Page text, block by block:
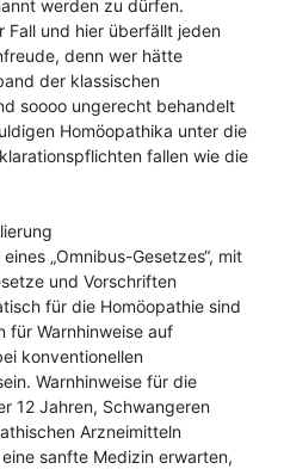
werden zu dürfen.
Fall und hier überfällt jeden
denn wer hätte
der klassischen
soooo ungerecht behandelt
Homöopathika unter die
fallen wie die
„Omnibus-Gesetzes“, mit
und Vorschriften
für die Homöopathie sind
für Warnhinweise auf
konventionellen
Warnhinweise für die
12 Jahren, Schwangeren
Arzneimitteln
sanfte Medizin erwarten,